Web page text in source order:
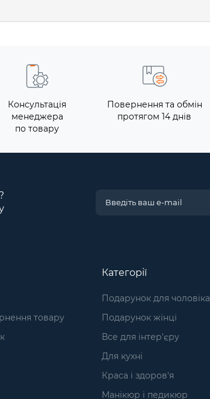
Консультація
менеджера
по товару
Повернення та обмін
протягом 14 днів
товару
Категорії
Подарунок для чоловіка
Подарунок жінці
Все для інтер'єру
Для кухні
Краса і здоров'я
Манікюр і педикюр